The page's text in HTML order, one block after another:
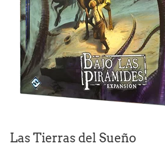
Las Tierras del Sueño